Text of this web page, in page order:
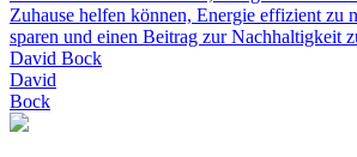
Zuhause helfen können, Energie effizient zu
sparen und einen Beitrag zur Nachhaltigkeit
David Bock
David
Bock